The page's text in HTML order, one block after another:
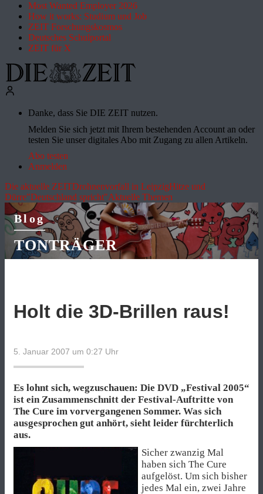
Most Wanted Employer 2026
How it works: Studium und Job
ZEIT Forschungskosmos
Deutsches Schulportal
ZEIT für X
Danke, dass Sie DIE ZEIT nutzen.
Melden Sie sich jetzt mit Ihrem bestehenden Account an oder
testen Sie unser digitales Abo mit Zugang zu allen Artikeln.
Abo testen
Anmelden
Die aktuelle ZEITDrohnenvorfall in LeipzigHitze und
Dürre"Deutschland spricht"Aktuelle Themen
Blog
TONTRÄGER
Holt die 3D-Brillen raus!
5. Januar 2007 um 0:27 Uhr
Es lohnt sich, wegzuschauen: Die DVD „Festival 2005“
ist ein Zusammenschnitt der Festival-Auftritte von
The Cure im vorvergangenen Sommer. Was sich
ausgesprochen gut anhört, sieht leider fürchterlich
aus.
Sicher zwanzig Mal
haben sich The Cure
aufgelöst. Um sich bisher
jedes Mal ein, zwei Jahre